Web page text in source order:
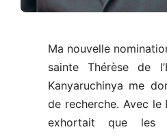
Ma nouvelle
sainte Thérèse de
Kanyaruchinya me
de recherche. Avec le
exhortait que les